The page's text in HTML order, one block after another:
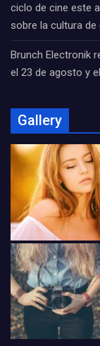
ciclo de cine este
sobre la cultura de
Brunch Electronik
el 23 de agosto y
Gallery